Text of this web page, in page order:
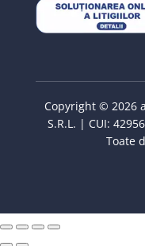
Copyright © 2026
S.R.L. | CUI:
Toate